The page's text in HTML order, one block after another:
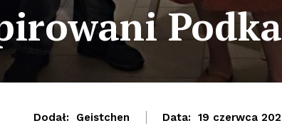
Dodał: Geistchen Data: 19 czerwca